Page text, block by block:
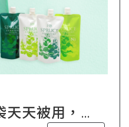
天被用，有